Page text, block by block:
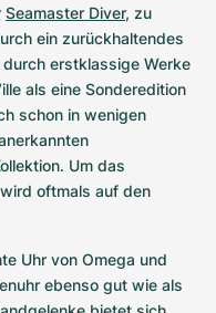
Seamaster Diver, zu
ein zurückhaltendes
erstklassige Werke
als eine Sonderedition
schon in wenigen
Um das
oftmals auf den
Uhr von Omega und
ebenso gut wie als